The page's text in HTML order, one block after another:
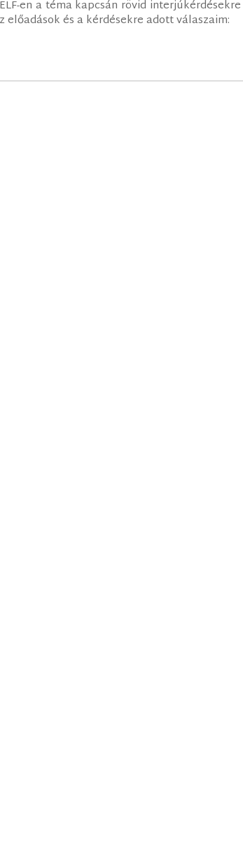
en a téma kapcsán rövid
előadások és a kérdésekre adott válaszaim: